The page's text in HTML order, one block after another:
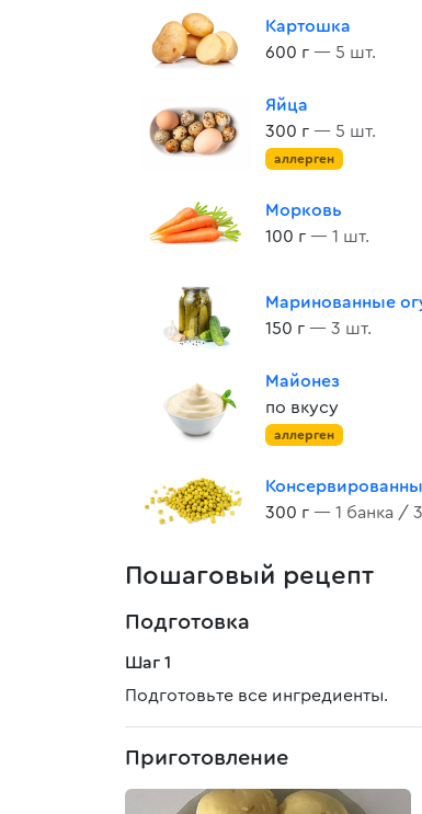
Картошка
600 г — 5 шт.
Яйца
300 г — 5 шт.
аллерген
Морковь
100 г — 1 шт.
Маринованные
150 г — 3 шт.
Майонез
по вкусу
аллерген
300 г — 1 банка /
Пошаговый рецепт
Подготовка
Шаг 1
Подготовьте все ингредиенты.
Приготовление